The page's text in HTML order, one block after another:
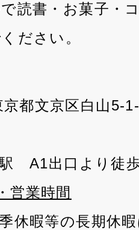
読書・お菓子・
ださい。
都文京区白山5-
A1出口より徒
営業時間
休暇等の長期休